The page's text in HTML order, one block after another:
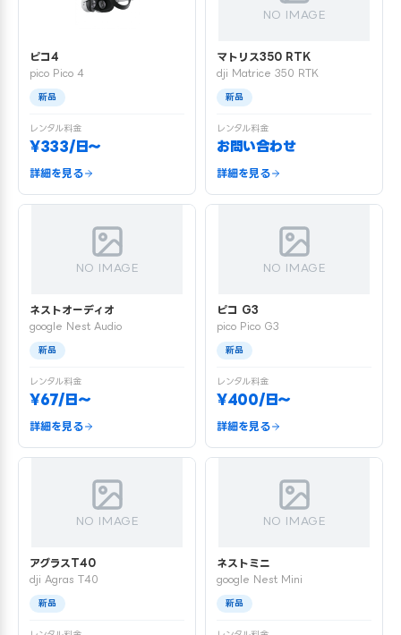
ピコ4
pico Pico 4
新品
レンタル料金
¥333/日〜
詳細を見る
NO IMAGE
マトリス350 RTK
dji Matrice 350 RTK
新品
レンタル料金
お問い合わせ
詳細を見る
NO IMAGE
ネストオーディオ
google Nest Audio
新品
レンタル料金
¥67/日〜
詳細を見る
NO IMAGE
ピコ G3
pico Pico G3
新品
レンタル料金
¥400/日〜
詳細を見る
NO IMAGE
アグラスT40
dji Agras T40
新品
NO IMAGE
ネストミニ
google Nest Mini
新品